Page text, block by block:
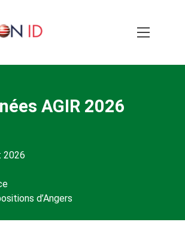
AGIR 2026
2026
d’Angers